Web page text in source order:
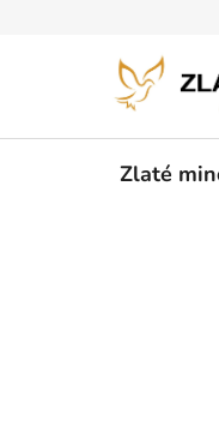
Zlaté